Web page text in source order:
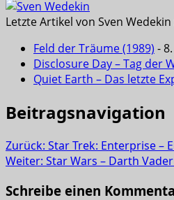
Letzte Artikel von Sven Wedekin
Feld der Träume (1989) -
Disclosure Day – Tag der
Quiet Earth – Das letzte
Beitragsnavigation
Zurück: Star Trek: Enterprise –
Weiter: Star Wars – Darth
Schreibe einen